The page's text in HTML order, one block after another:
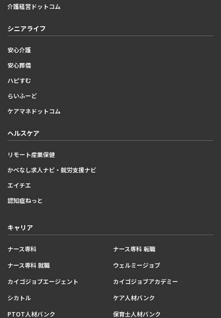
介護経営ドットコム
シニアライフ
安心介護
安心葬儀
ハピすむ
らいふーど
ケアマネドットコム
ヘルスケア
リモート産業保健
かべなし求人ナビ・就労支援ナビ
エイチエ
認知症ねっと
キャリア
ナース専科
ナース専科 転職
ナース専科 就職
ウェルミージョブ
カイゴジョブエージェント
カイゴジョブアカデミー
シカトル
ケア人材バンク
PTOT人材バンク
保育士人材バンク